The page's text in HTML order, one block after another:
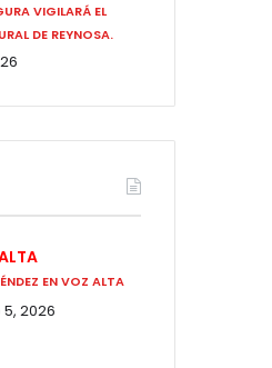
VIGILARÁ EL
DE REYNOSA.
EN VOZ ALTA
2026